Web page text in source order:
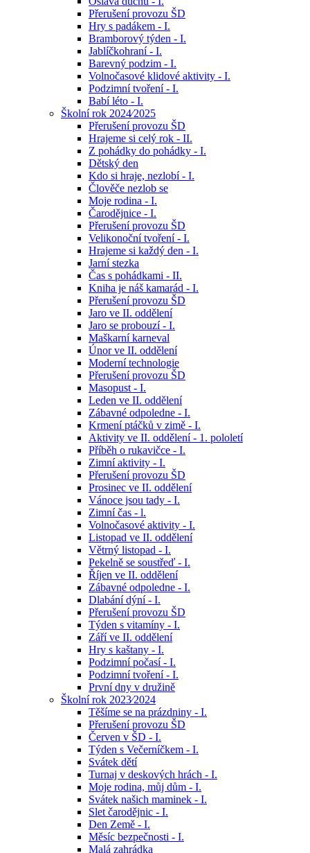
Přerušení provozu ŠD
Hry s padákem - I.
Bramborový týden - I.
Jablíčkohraní - I.
Barevný podzim - I.
Volnočasové klidové aktivity - I.
Podzimní tvoření - I.
Babí léto - I.
Školní rok 2024⁄2025
Přerušení provozu ŠD
Hrajeme si celý rok - II.
Z pohádky do pohádky - I.
Dětský den
Kdo si hraje, nezlobí - I.
Člověče nezlob se
Moje rodina - I.
Čarodějnice - I.
Přerušení provozu ŠD
Velikonoční tvoření - I.
Hrajeme si každý den - I.
Jarní stezka
Čas s pohádkami - II.
Kniha je náš kamarád - I.
Přerušení provozu ŠD
Jaro ve II. oddělení
Jaro se probouzí - I.
Maškarní karneval
Únor ve II. oddělení
Moderní technologie
Přerušení provozu ŠD
Masopust - I.
Leden ve II. oddělení
Zábavné odpoledne - I.
Krmení ptáčků v zimě - I.
Aktivity ve II. oddělení - 1. pololetí
Příběh o rukavičce - I.
Zimní aktivity - I.
Přerušení provozu ŠD
Prosinec ve II. oddělení
Vánoce jsou tady - I.
Zimní čas - l.
Volnočasové aktivity - I.
Listopad ve II. oddělení
Větrný listopad - I.
Pekelně se soustřeď - I.
Říjen ve II. oddělení
Zábavné odpoledne - I.
Dlabání dýní - I.
Přerušení provozu ŠD
Týden s vitamíny - I.
Září ve II. oddělení
Hry s kaštany - I.
Podzimní počasí - I.
Podzimní tvoření - I.
První dny v družině
Školní rok 2023⁄2024
Těšíme se na prázdniny - I.
Přerušení provozu ŠD
Červen v ŠD - I.
Týden s Večerníčkem - I.
Svátek dětí
Turnaj v deskových hrách - I.
Moje rodina, můj dům - I.
Svátek našich maminek - I.
Slet čarodějnic - I.
Den Země - I.
Měsíc bezpečnosti - I.
Malá zahrádka